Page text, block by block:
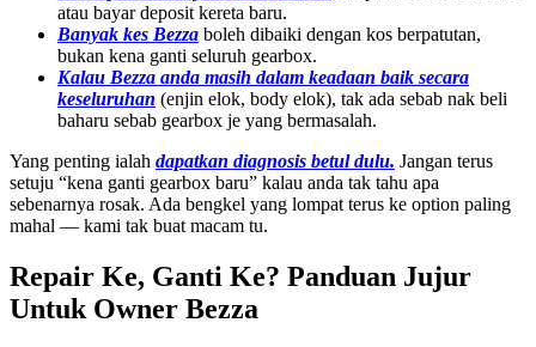
atau bayar deposit kereta baru.
Banyak kes Bezza boleh dibaiki dengan kos berpatutan,
bukan kena ganti seluruh gearbox.
Kalau Bezza anda masih dalam keadaan baik secara
keseluruhan (enjin elok, body elok), tak ada sebab nak beli
baharu sebab gearbox je yang bermasalah.
Yang penting ialah dapatkan diagnosis betul dulu. Jangan terus
setuju “kena ganti gearbox baru” kalau anda tak tahu apa
sebenarnya rosak. Ada bengkel yang lompat terus ke option paling
mahal — kami tak buat macam tu.
Repair Ke, Ganti Ke? Panduan Jujur
Untuk Owner Bezza